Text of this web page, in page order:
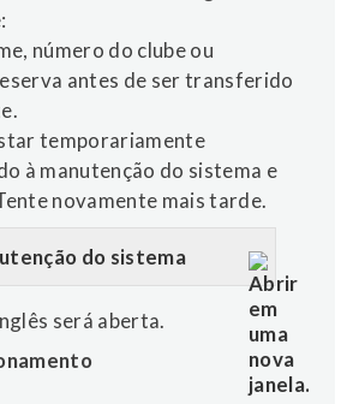
número do clube ou
antes de ser transferido
temporariamente
à manutenção do sistema e
novamente mais tarde.
do sistema
será aberta.